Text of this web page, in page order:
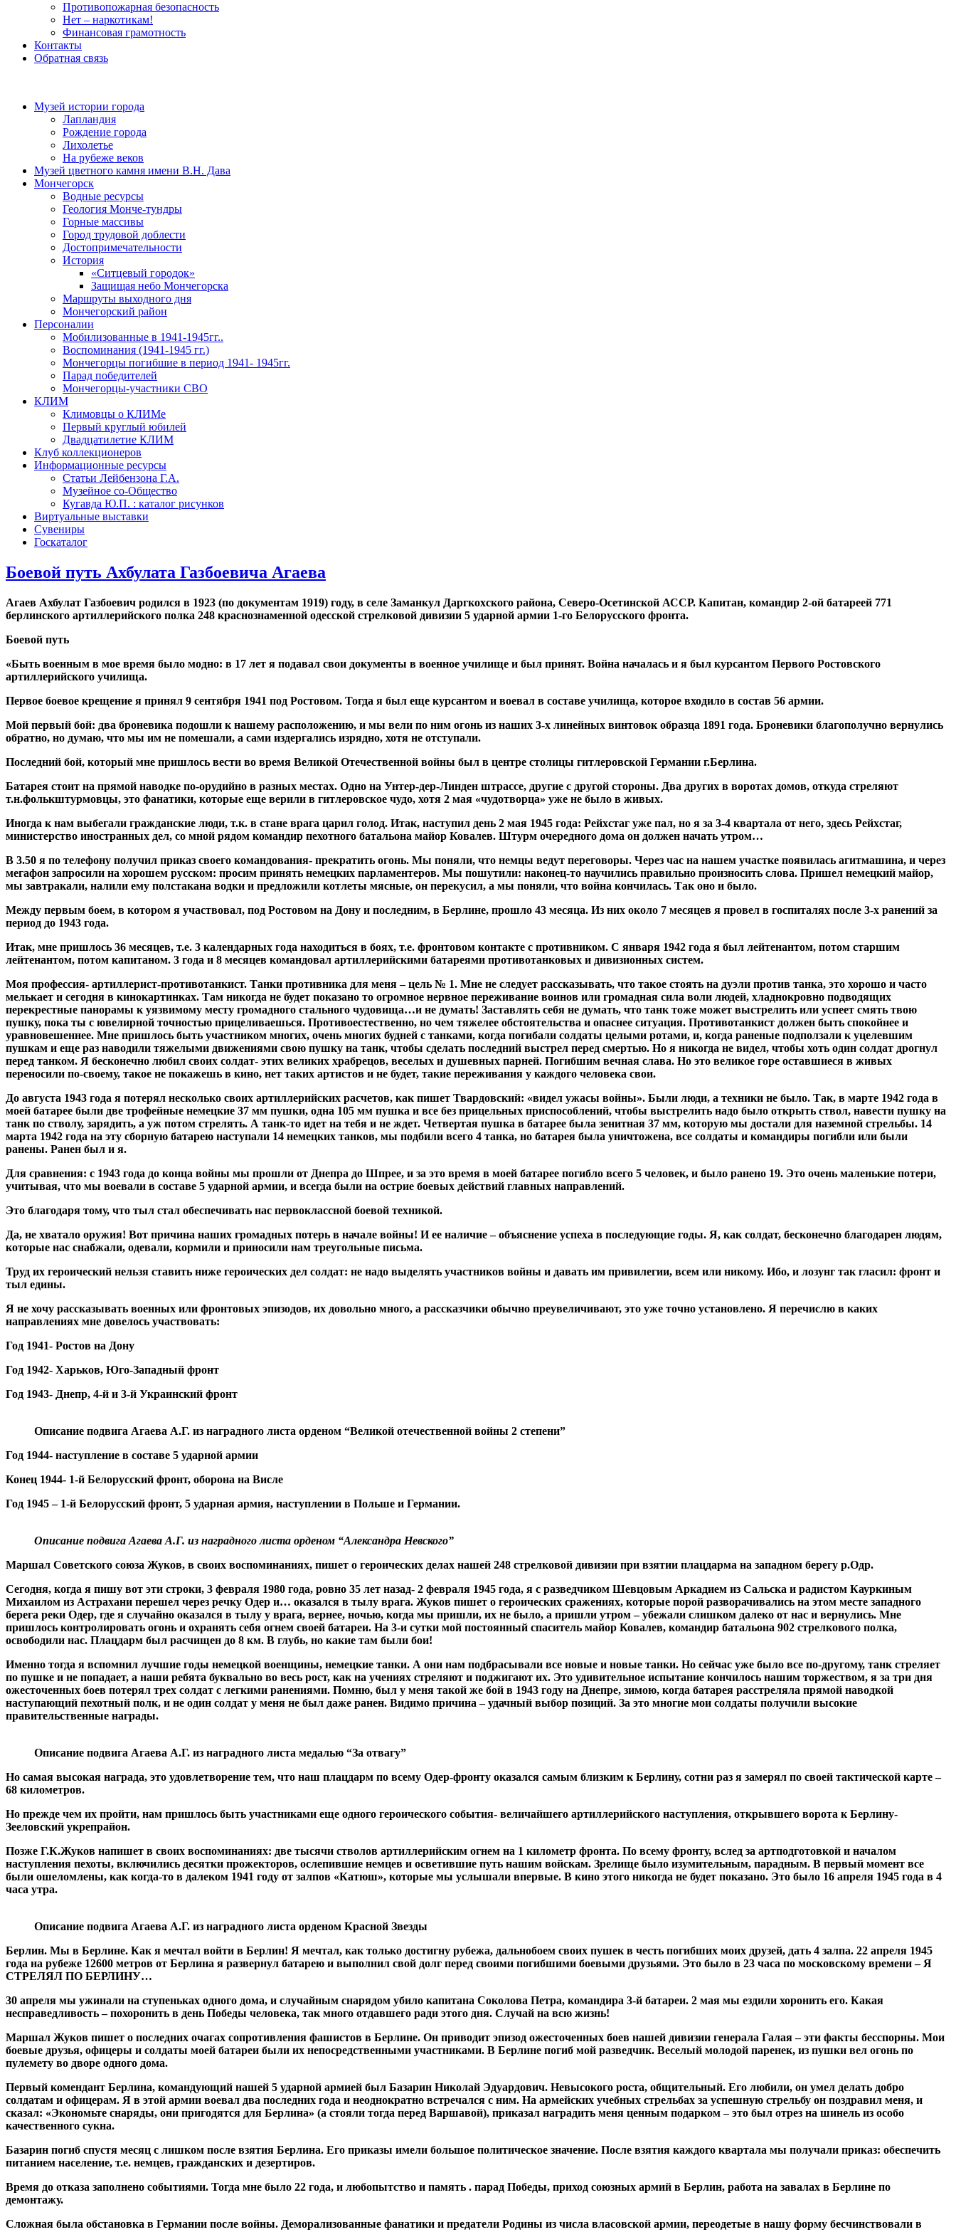
Противопожарная безопасность
Нет – наркотикам!
Финансовая грамотность
Контакты
Обратная связь
Музей истории города
Лапландия
Рождение города
Лихолетье
На рубеже веков
Музей цветного камня имени В.Н. Дава
Мончегорск
Водные ресурсы
Геология Монче-тундры
Горные массивы
Город трудовой доблести
Достопримечательности
История
«Ситцевый городок»
Защищая небо Мончегорска
Маршруты выходного дня
Мончегорский район
Персоналии
Мобилизованные в 1941-1945гг..
Воспоминания (1941-1945 гг.)
Мончегорцы погибшие в период 1941- 1945гг.
Парад победителей
Мончегорцы-участники СВО
КЛИМ
Климовцы о КЛИМе
Первый круглый юбилей
Двадцатилетие КЛИМ
Клуб коллекционеров
Информационные ресурсы
Статьи Лейбензона Г.А.
Музейное со-Общество
Кугавда Ю.П. : каталог рисунков
Виртуальные выставки
Сувениры
Госкаталог
Боевой путь Ахбулата Газбоевича Агаева
Агаев Ахбулат Газбоевич родился в 1923 (по документам 1919) году, в селе Заманкул Даргкохского района, Северо-Осетинской АССР. Капитан, командир 2-ой батареей 771
берлинского артиллерийского полка 248 краснознаменной одесской стрелковой дивизии 5 ударной армии 1-го Белорусского фронта.
Боевой путь
«Быть военным в мое время было модно: в 17 лет я подавал свои документы в военное училище и был принят. Война началась и я был курсантом Первого Ростовского
артиллерийского училища.
Первое боевое крещение я принял 9 сентября 1941 под Ростовом. Тогда я был еще курсантом и воевал в составе училища, которое входило в состав 56 армии.
Мой первый бой: два броневика подошли к нашему расположению, и мы вели по ним огонь из наших 3-х линейных винтовок образца 1891 года. Броневики благополучно вернулись
обратно, но думаю, что мы им не помешали, а сами издергались изрядно, хотя не отступали.
Последний бой, который мне пришлось вести во время Великой Отечественной войны был в центре столицы гитлеровской Германии г.Берлина.
Батарея стоит на прямой наводке по-орудийно в разных местах. Одно на Унтер-дер-Линден штрассе, другие с другой стороны. Два других в воротах домов, откуда стреляют
т.н.фолькштурмовцы, это фанатики, которые еще верили в гитлеровское чудо, хотя 2 мая «чудотворца» уже не было в живых.
Иногда к нам выбегали гражданские люди, т.к. в стане врага царил голод. Итак, наступил день 2 мая 1945 года: Рейхстаг уже пал, но я за 3-4 квартала от него, здесь Рейхстаг,
министерство иностранных дел, со мной рядом командир пехотного батальона майор Ковалев. Штурм очередного дома он должен начать утром…
В 3.50 я по телефону получил приказ своего командования- прекратить огонь. Мы поняли, что немцы ведут переговоры. Через час на нашем участке появилась агитмашина, и через
мегафон запросили на хорошем русском: просим принять немецких парламентеров. Мы пошутили: наконец-то научились правильно произносить слова. Пришел немецкий майор,
мы завтракали, налили ему полстакана водки и предложили котлеты мясные, он перекусил, а мы поняли, что война кончилась. Так оно и было.
Между первым боем, в котором я участвовал, под Ростовом на Дону и последним, в Берлине, прошло 43 месяца. Из них около 7 месяцев я провел в госпиталях после 3-х ранений за
период до 1943 года.
Итак, мне пришлось 36 месяцев, т.е. 3 календарных года находиться в боях, т.е. фронтовом контакте с противником. С января 1942 года я был лейтенантом, потом старшим
лейтенантом, потом капитаном. 3 года и 8 месяцев командовал артиллерийскими батареями противотанковых и дивизионных систем.
Моя профессия- артиллерист-противотанкист. Танки противника для меня – цель № 1. Мне не следует рассказывать, что такое стоять на дуэли против танка, это хорошо и часто
мелькает и сегодня в кинокартинках. Там никогда не будет показано то огромное нервное переживание воинов или громадная сила воли людей, хладнокровно подводящих
перекрестные панорамы к уязвимому месту громадного стального чудовища…и не думать! Заставлять себя не думать, что танк тоже может выстрелить или успеет смять твою
пушку, пока ты с ювелирной точностью прицеливаешься. Противоестественно, но чем тяжелее обстоятельства и опаснее ситуация. Противотанкист должен быть спокойнее и
уравновешеннее. Мне пришлось быть участником многих, очень многих будней с танками, когда погибали солдаты целыми ротами, и, когда раненые подползали к уцелевшим
пушкам и еще раз наводили тяжелыми движениями свою пушку на танк, чтобы сделать последний выстрел перед смертью. Но я никогда не видел, чтобы хоть один солдат дрогнул
перед танком. Я бесконечно любил своих солдат- этих великих храбрецов, веселых и душевных парней. Погибшим вечная слава. Но это великое горе оставшиеся в живых
переносили по-своему, такое не покажешь в кино, нет таких артистов и не будет, такие переживания у каждого человека свои.
До августа 1943 года я потерял несколько своих артиллерийских расчетов, как пишет Твардовский: «видел ужасы войны». Были люди, а техники не было. Так, в марте 1942 года в
моей батарее были две трофейные немецкие 37 мм пушки, одна 105 мм пушка и все без прицельных приспособлений, чтобы выстрелить надо было открыть ствол, навести пушку на
танк по стволу, зарядить, а уж потом стрелять. А танк-то идет на тебя и не ждет. Четвертая пушка в батарее была зенитная 37 мм, которую мы достали для наземной стрельбы. 14
марта 1942 года на эту сборную батарею наступали 14 немецких танков, мы подбили всего 4 танка, но батарея была уничтожена, все солдаты и командиры погибли или были
ранены. Ранен был и я.
Для сравнения: с 1943 года до конца войны мы прошли от Днепра до Шпрее, и за это время в моей батарее погибло всего 5 человек, и было ранено 19. Это очень маленькие потери,
учитывая, что мы воевали в составе 5 ударной армии, и всегда были на острие боевых действий главных направлений.
Это благодаря тому, что тыл стал обеспечивать нас первоклассной боевой техникой.
Да, не хватало оружия! Вот причина наших громадных потерь в начале войны! И ее наличие – объяснение успеха в последующие годы. Я, как солдат, бесконечно благодарен людям,
которые нас снабжали, одевали, кормили и приносили нам треугольные письма.
Труд их героический нельзя ставить ниже героических дел солдат: не надо выделять участников войны и давать им привилегии, всем или никому. Ибо, и лозунг так гласил: фронт и
тыл едины.
Я не хочу рассказывать военных или фронтовых эпизодов, их довольно много, а рассказчики обычно преувеличивают, это уже точно установлено. Я перечислю в каких
направлениях мне довелось участвовать:
Год 1941- Ростов на Дону
Год 1942- Харьков, Юго-Западный фронт
Год 1943- Днепр, 4-й и 3-й Украинский фронт
Описание подвига Агаева А.Г. из наградного листа орденом “Великой отечественной войны 2 степени”
Год 1944- наступление в составе 5 ударной армии
Конец 1944- 1-й Белорусский фронт, оборона на Висле
Год 1945 – 1-й Белорусский фронт, 5 ударная армия, наступлении в Польше и Германии.
Описание подвига Агаева А.Г. из наградного листа орденом “Александра Невского”
Маршал Советского союза Жуков, в своих воспоминаниях, пишет о героических делах нашей 248 стрелковой дивизии при взятии плацдарма на западном берегу р.Одр.
Сегодня, когда я пишу вот эти строки, 3 февраля 1980 года, ровно 35 лет назад- 2 февраля 1945 года, я с разведчиком Шевцовым Аркадием из Сальска и радистом Кауркиным
Михаилом из Астрахани перешел через речку Одер и… оказался в тылу врага. Жуков пишет о героических сражениях, которые порой разворачивались на этом месте западного
берега реки Одер, где я случайно оказался в тылу у врага, вернее, ночью, когда мы пришли, их не было, а пришли утром – убежали слишком далеко от нас и вернулись. Мне
пришлось контролировать огонь и охранять себя огнем своей батареи. На 3-и сутки мой постоянный спаситель майор Ковалев, командир батальона 902 стрелкового полка,
освободили нас. Плацдарм был расчищен до 8 км. В глубь, но какие там были бои!
Именно тогда я вспомнил лучшие годы немецкой военщины, немецкие танки. А они нам подбрасывали все новые и новые танки. Но сейчас уже было все по-другому, танк стреляет
по пушке и не попадает, а наши ребята буквально во весь рост, как на учениях стреляют и поджигают их. Это удивительное испытание кончилось нашим торжеством, я за три дня
ожесточенных боев потерял трех солдат с легкими ранениями. Помню, был у меня такой же бой в 1943 году на Днепре, зимою, когда батарея расстреляла прямой наводкой
наступающий пехотный полк, и не один солдат у меня не был даже ранен. Видимо причина – удачный выбор позиций. За это многие мои солдаты получили высокие
правительственные награды.
Описание подвига Агаева А.Г. из наградного листа медалью “За отвагу”
Но самая высокая награда, это удовлетворение тем, что наш плацдарм по всему Одер-фронту оказался самым близким к Берлину, сотни раз я замерял по своей тактической карте –
68 километров.
Но прежде чем их пройти, нам пришлось быть участниками еще одного героического события- величайшего артиллерийского наступления, открывшего ворота к Берлину-
Зееловский укрепрайон.
Позже Г.К.Жуков напишет в своих воспоминаниях: две тысячи стволов артиллерийским огнем на 1 километр фронта. По всему фронту, вслед за артподготовкой и началом
наступления пехоты, включились десятки прожекторов, ослепившие немцев и осветившие путь нашим войскам. Зрелище было изумительным, парадным. В первый момент все
были ошеломлены, как когда-то в далеком 1941 году от залпов «Катюш», которые мы услышали впервые. В кино этого никогда не будет показано. Это было 16 апреля 1945 года в 4
часа утра.
Описание подвига Агаева А.Г. из наградного листа орденом Красной Звезды
Берлин. Мы в Берлине. Как я мечтал войти в Берлин! Я мечтал, как только достигну рубежа, дальнобоем своих пушек в честь погибших моих друзей, дать 4 залпа. 22 апреля 1945
года на рубеже 12600 метров от Берлина я развернул батарею и выполнил свой долг перед своими погибшими боевыми друзьями. Это было в 23 часа по московскому времени – Я
СТРЕЛЯЛ ПО БЕРЛИНУ…
30 апреля мы ужинали на ступеньках одного дома, и случайным снарядом убило капитана Соколова Петра, командира 3-й батареи. 2 мая мы ездили хоронить его. Какая
несправедливость – похоронить в день Победы человека, так много отдавшего ради этого дня. Случай на всю жизнь!
Маршал Жуков пишет о последних очагах сопротивления фашистов в Берлине. Он приводит эпизод ожесточенных боев нашей дивизии генерала Галая – эти факты бесспорны. Мои
боевые друзья, офицеры и солдаты моей батареи были их непосредственными участниками. В Берлине погиб мой разведчик. Веселый молодой паренек, из пушки вел огонь по
пулемету во дворе одного дома.
Первый комендант Берлина, командующий нашей 5 ударной армией был Базарин Николай Эдуардович. Невысокого роста, общительный. Его любили, он умел делать добро
солдатам и офицерам. Я в этой армии воевал два последних года и неоднократно встречался с ним. На армейских учебных стрельбах за успешную стрельбу он поздравил меня, и
сказал: «Экономьте снаряды, они пригодятся для Берлина» (а стояли тогда перед Варшавой), приказал наградить меня ценным подарком – это был отрез на шинель из особо
качественного сукна.
Базарин погиб спустя месяц с лишком после взятия Берлина. Его приказы имели большое политическое значение. После взятия каждого квартала мы получали приказ: обеспечить
питанием население, т.е. немцев, гражданских и дезертиров.
Время до отказа заполнено событиями. Тогда мне было 22 года, и любопытство и память . парад Победы, приход союзных армий в Берлин, работа на завалах в Берлине по
демонтажу.
Сложная была обстановка в Германии после войны. Деморализованные фанатики и предатели Родины из числа власовской армии, переодетые в нашу форму бесчинствовали в